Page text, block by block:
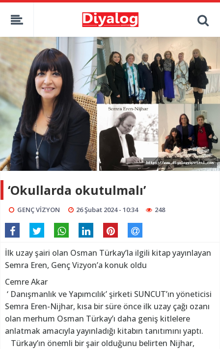
‘Okullarda okutulmalı’
GENÇ VİZYON 26 Şubat 2024 - 10:34 248
İlk uzay şairi olan Osman Türkay’la ilgili kitap yayınlayan
Semra Eren, Genç Vizyon’a konuk oldu
Cemre Akar
‘ Danışmanlık ve Yapımcılık’ şirketi SUNCUT’ın yöneticisi
Semra Eren-Nijhar, kısa bir süre önce ilk uzay çağı ozanı
olan merhum Osman Türkay’ı daha geniş kitlelere
anlatmak amacıyla yayınladığı kitabın tanıtımını yaptı.
Türkay’ın önemli bir şair olduğunu belirten Nijhar,